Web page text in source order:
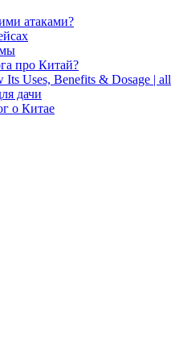
атаками?
про Китай?
Uses, Benefits & Dosage |
дачи
о Китае